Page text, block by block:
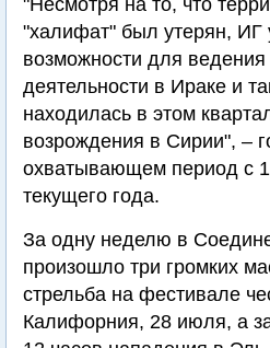
"Несмотря на то, что
"халифат" был утерян, ИГ
возможности для ведения
деятельности в Ираке и
находилась в этом
возрождения в Сирии", –
охватывающем период с
текущего года.
За одну неделю в
произошло три громких
стрельба на фестивале
Калифорния, 28 июля, а